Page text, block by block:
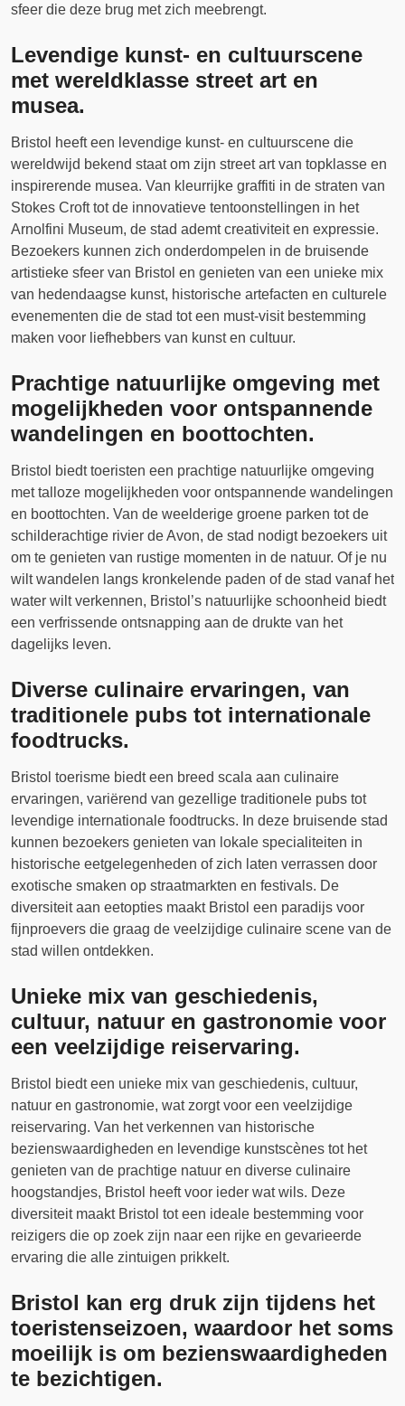
sfeer die deze brug met zich meebrengt.
Levendige kunst- en cultuurscene
met wereldklasse street art en
musea.
Bristol heeft een levendige kunst- en cultuurscene die
wereldwijd bekend staat om zijn street art van topklasse en
inspirerende musea. Van kleurrijke graffiti in de straten van
Stokes Croft tot de innovatieve tentoonstellingen in het
Arnolfini Museum, de stad ademt creativiteit en expressie.
Bezoekers kunnen zich onderdompelen in de bruisende
artistieke sfeer van Bristol en genieten van een unieke mix
van hedendaagse kunst, historische artefacten en culturele
evenementen die de stad tot een must-visit bestemming
maken voor liefhebbers van kunst en cultuur.
Prachtige natuurlijke omgeving met
mogelijkheden voor ontspannende
wandelingen en boottochten.
Bristol biedt toeristen een prachtige natuurlijke omgeving
met talloze mogelijkheden voor ontspannende wandelingen
en boottochten. Van de weelderige groene parken tot de
schilderachtige rivier de Avon, de stad nodigt bezoekers uit
om te genieten van rustige momenten in de natuur. Of je nu
wilt wandelen langs kronkelende paden of de stad vanaf het
water wilt verkennen, Bristol’s natuurlijke schoonheid biedt
een verfrissende ontsnapping aan de drukte van het
dagelijks leven.
Diverse culinaire ervaringen, van
traditionele pubs tot internationale
foodtrucks.
Bristol toerisme biedt een breed scala aan culinaire
ervaringen, variërend van gezellige traditionele pubs tot
levendige internationale foodtrucks. In deze bruisende stad
kunnen bezoekers genieten van lokale specialiteiten in
historische eetgelegenheden of zich laten verrassen door
exotische smaken op straatmarkten en festivals. De
diversiteit aan eetopties maakt Bristol een paradijs voor
fijnproevers die graag de veelzijdige culinaire scene van de
stad willen ontdekken.
Unieke mix van geschiedenis,
cultuur, natuur en gastronomie voor
een veelzijdige reiservaring.
Bristol biedt een unieke mix van geschiedenis, cultuur,
natuur en gastronomie, wat zorgt voor een veelzijdige
reiservaring. Van het verkennen van historische
bezienswaardigheden en levendige kunstscènes tot het
genieten van de prachtige natuur en diverse culinaire
hoogstandjes, Bristol heeft voor ieder wat wils. Deze
diversiteit maakt Bristol tot een ideale bestemming voor
reizigers die op zoek zijn naar een rijke en gevarieerde
ervaring die alle zintuigen prikkelt.
Bristol kan erg druk zijn tijdens het
toeristenseizoen, waardoor het soms
moeilijk is om bezienswaardigheden
te bezichtigen.